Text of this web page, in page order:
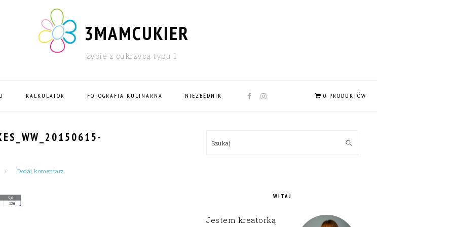
3MAMCUKIER
życie z cukrzycą typu 1
KALKULATOR FOTOGRAFIA KULINARNA NIEZBĘDNIK
NAV
0 PRODUKTÓW
Dodaj komentarz
SIDEBAR
Szukaj
WITAJ
Jestem kreatorką